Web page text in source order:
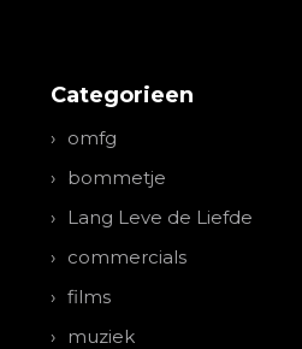
Categorieen
omfg
bommetje
Lang Leve de Liefde
commercials
films
muziek